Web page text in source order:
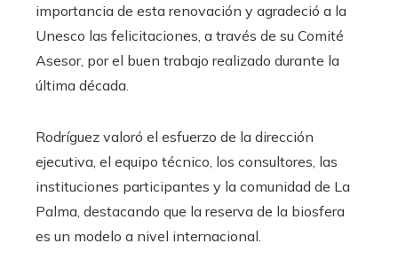
importancia de esta renovación y agradeció a la
Unesco las felicitaciones, a través de su Comité
Asesor, por el buen trabajo realizado durante la
última década.
Rodríguez valoró el esfuerzo de la dirección
ejecutiva, el equipo técnico, los consultores, las
instituciones participantes y la comunidad de La
Palma, destacando que la reserva de la biosfera
es un modelo a nivel internacional.